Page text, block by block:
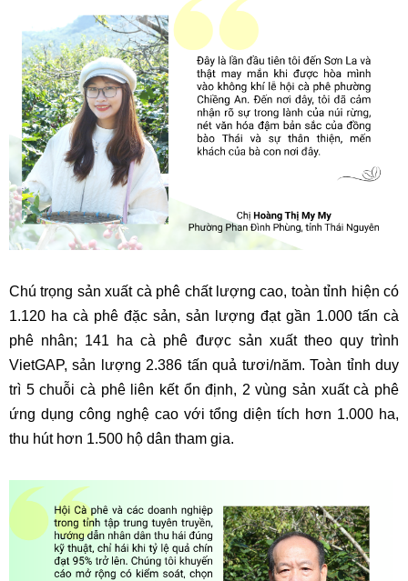
Chú trọng sản xuất cà phê chất lượng cao, toàn tỉnh hiện có
1.120 ha cà phê đặc sản, sản lượng đạt gần 1.000 tấn cà
phê nhân; 141 ha cà phê được sản xuất theo quy trình
VietGAP, sản lượng 2.386 tấn quả tươi/năm. Toàn tỉnh duy
trì 5 chuỗi cà phê liên kết ổn định, 2 vùng sản xuất cà phê
ứng dụng công nghệ cao với tổng diện tích hơn 1.000 ha,
thu hút hơn 1.500 hộ dân tham gia.